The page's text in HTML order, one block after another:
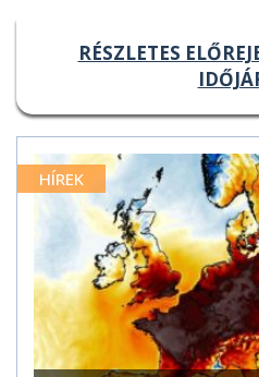
RÉSZLETES
HÍREK